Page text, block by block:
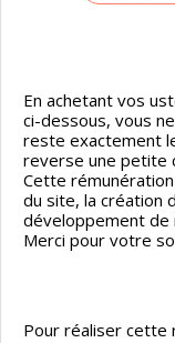
En achetant vos
ci-dessous, vous
reste exactement
reverse une petite
Cette
du site, la création
développement de
Merci pour votre
Pour réaliser cette